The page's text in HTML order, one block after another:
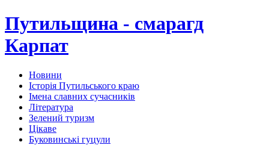
Путильщина - смарагд
Карпат
Новини
Історія Путильського краю
Імена славних сучасників
Література
Зелений туризм
Цікаве
Буковинські гуцули